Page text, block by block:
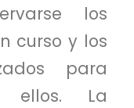
los
curso y los
para
ellos. La